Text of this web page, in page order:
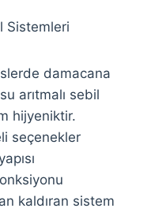
Sistemleri
damacana
arıtmalı sebil
hijyeniktir.
seçenekler
kaldıran sistem